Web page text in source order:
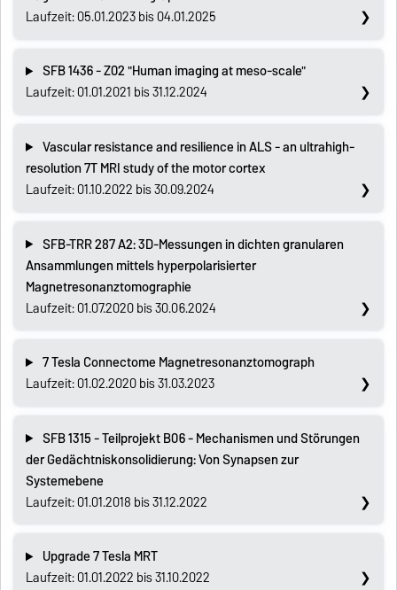
Laufzeit: 05.01.2023 bis 04.01.2025
SFB 1436 - Z02 "Human imaging at meso-scale"
Laufzeit: 01.01.2021 bis 31.12.2024
Vascular resistance and resilience in ALS - an ultrahigh-
resolution 7T MRI study of the motor cortex
Laufzeit: 01.10.2022 bis 30.09.2024
SFB-TRR 287 A2: 3D-Messungen in dichten granularen
Ansammlungen mittels hyperpolarisierter
Magnetresonanztomographie
Laufzeit: 01.07.2020 bis 30.06.2024
7 Tesla Connectome Magnetresonanztomograph
Laufzeit: 01.02.2020 bis 31.03.2023
SFB 1315 - Teilprojekt B06 - Mechanismen und Störungen
der Gedächtniskonsolidierung: Von Synapsen zur
Systemebene
Laufzeit: 01.01.2018 bis 31.12.2022
Upgrade 7 Tesla MRT
Laufzeit: 01.01.2022 bis 31.10.2022